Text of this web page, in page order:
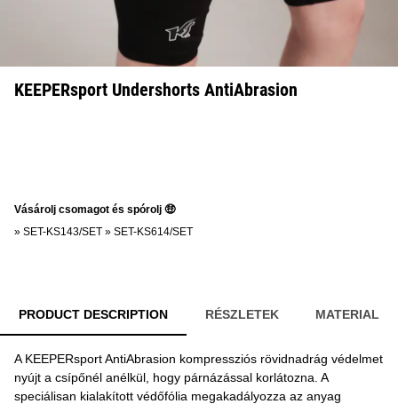
KEEPERsport Undershorts AntiAbrasion
Vásárolj csomagot és spórolj 🤑
» SET-KS143/SET » SET-KS614/SET
PRODUCT DESCRIPTION RÉSZLETEK MATERIAL
A KEEPERsport AntiAbrasion kompressziós rövidnadrág védelmet
nyújt a csípőnél anélkül, hogy párnázással korlátozna. A
speciálisan kialakított védőfólia megakadályozza az anyag